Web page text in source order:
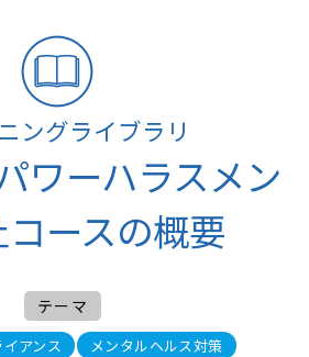
ングライブラリ
ワーハラスメン
コースの概要
テーマ
アンス
メンタルヘルス対策